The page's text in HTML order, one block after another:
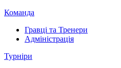
Команда
Гравці та Тренери
Адміністрація
Турніри